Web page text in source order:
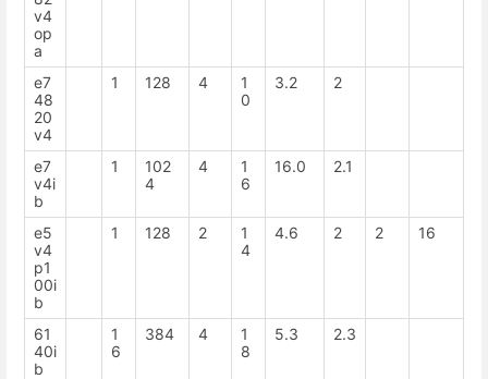
v4
op
a
e7
48
20
v4
1 128 4
1
0
3.2 2
e7
v4i
b
1
102
4
4
1
6
16.0 2.1
e5
v4
p1
00i
b
1 128 2
1
4
4.6 2 2 16
61
40i
b
1
6
384 4
1
8
5.3 2.3